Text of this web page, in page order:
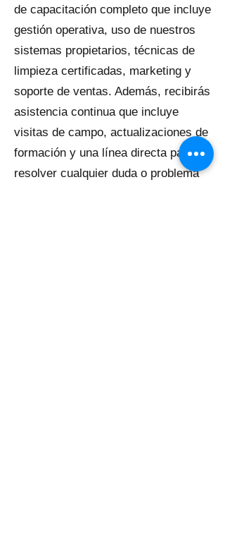
de capacitación completo que incluye
gestión operativa, uso de nuestros
sistemas propietarios, técnicas de
limpieza certificadas, marketing y
soporte de ventas. Además, recibirás
asistencia continua que incluye
visitas de campo, actualizaciones de
formación y una línea directa para
resolver cualquier duda o problema